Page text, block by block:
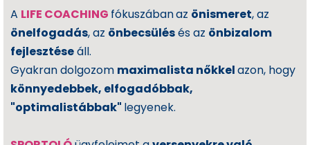
A LIFE COACHING fókuszábanaz önismeret, az
önelfogadás, az önbecsülésés az önbizalom
fejlesztéseáll.
Gyakran dolgozom maximalista nőkkelazon, hogy
könnyedebbek, elfogadóbbak,
"optimalistábbak" legyenek.
z
a